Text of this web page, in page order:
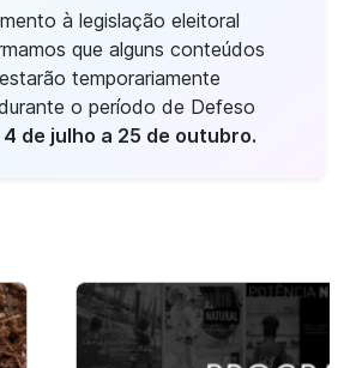
à legislação eleitoral
que alguns conteúdos
temporariamente
o período de Defeso
4 de julho a 25 de outubro.